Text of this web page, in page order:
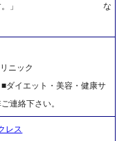
と不安です。」 な
ニック
ダイエット・美容・健康サ
連絡下さい。
レス